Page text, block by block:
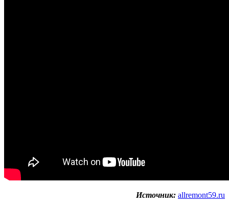
Источник: allremont59.ru